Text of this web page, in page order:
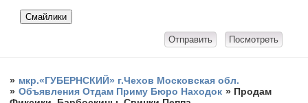
» мкр.«ГУБЕРНСКИЙ» г.Чехов Московская обл.
» Объявления Отдам Приму Бюро Находок » Продам